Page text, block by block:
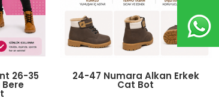
26-35 24-47 Numara Alkan Erkek
Cat Bot